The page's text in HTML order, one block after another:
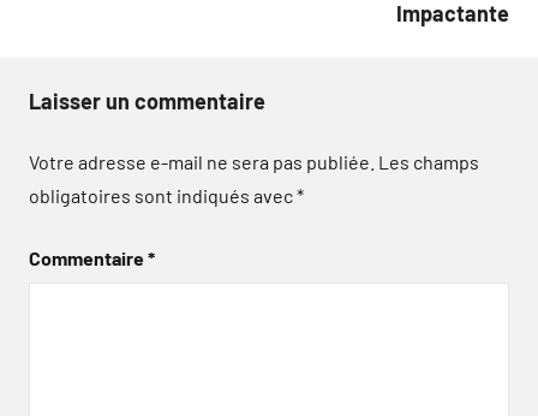
Impactante
Laisser un commentaire
Votre adresse e-mail ne sera pas publiée. Les champs
obligatoires sont indiqués avec*
Commentaire*